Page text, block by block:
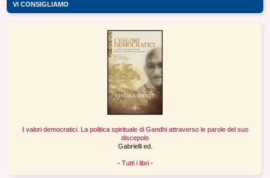
VI CONSIGLIAMO
I valori democratici. La politica spirituale di Gandhi attraverso le parole del suo
discepolo
Gabrielli ed.
- Tutti i libri-